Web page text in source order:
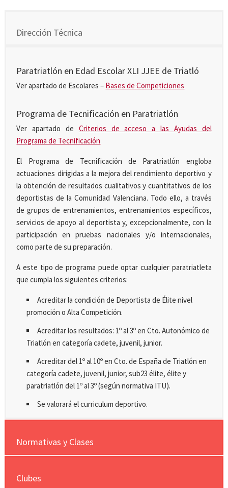
Dirección Técnica
Paratriatlón en Edad Escolar XLI JJEE de Triatló
Ver apartado de Escolares – Bases de Competiciones
Programa de Tecnificación en Paratriatlón
Ver apartado de Criterios de acceso a las Ayudas del
Programa de Tecnificación
El Programa de Tecnificación de Paratriatlón engloba
actuaciones dirigidas a la mejora del rendimiento deportivo y
la obtención de resultados cualitativos y cuantitativos de los
deportistas de la Comunidad Valenciana. Todo ello, a través
de grupos de entrenamientos, entrenamientos específicos,
servicios de apoyo al deportista y, excepcionalmente, con la
participación en pruebas nacionales y/o internacionales,
como parte de su preparación.
A este tipo de programa puede optar cualquier paratriatleta
que cumpla los siguientes criterios:
Acreditar la condición de Deportista de Élite nivel
promoción o Alta Competición.
Acreditar los resultados: 1º al 3º en Cto. Autonómico de
Triatlón en categoría cadete, juvenil, junior.
Acreditar del 1º al 10º en Cto. de España de Triatlón en
categoría cadete, juvenil, junior, sub23 élite, élite y
paratriatlón del 1º al 3º (según normativa ITU).
Se valorará el curriculum deportivo.
Normativas y Clases
Clubes